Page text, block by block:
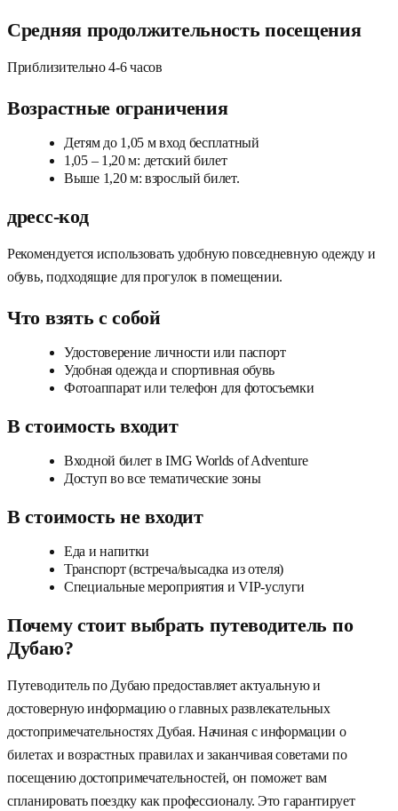
Средняя продолжительность посещения
Приблизительно 4-6 часов
Возрастные ограничения
Детям до 1,05 м вход бесплатный
1,05 – 1,20 м: детский билет
Выше 1,20 м: взрослый билет.
дресс-код
Рекомендуется использовать удобную повседневную одежду и
обувь, подходящие для прогулок в помещении.
Что взять с собой
Удостоверение личности или паспорт
Удобная одежда и спортивная обувь
Фотоаппарат или телефон для фотосъемки
В стоимость входит
Входной билет в IMG Worlds of Adventure
Доступ во все тематические зоны
В стоимость не входит
Еда и напитки
Транспорт (встреча/высадка из отеля)
Специальные мероприятия и VIP-услуги
Почему стоит выбрать путеводитель по
Дубаю?
Путеводитель по Дубаю предоставляет актуальную и
достоверную информацию о главных развлекательных
достопримечательностях Дубая. Начиная с информации о
билетах и возрастных правилах и заканчивая советами по
посещению достопримечательностей, он поможет вам
спланировать поездку как профессионалу. Это гарантирует